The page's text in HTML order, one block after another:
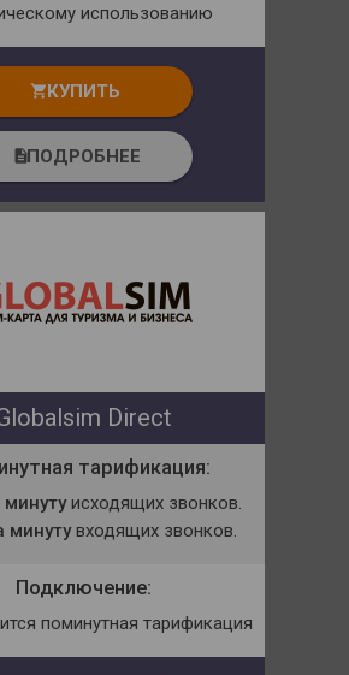
использованию
shopping_cart КУПИТЬ
descriptionПОДРОБНЕЕ
Direct
тарификация:
исходящих звонков.
минутувходящих звонков.
Подключение:
поминутная тарификация